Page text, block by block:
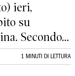
ieri,
su
Secondo...
1 MINUTI DI LETTURA